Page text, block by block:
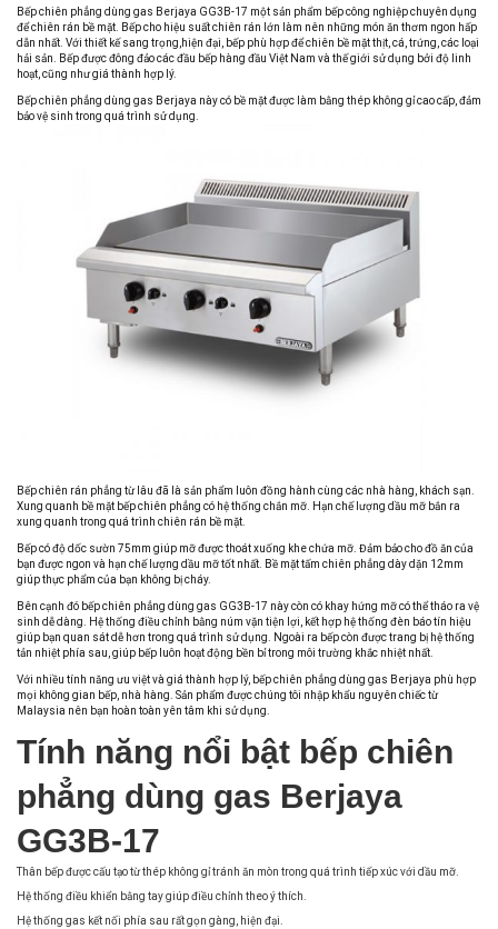
Bếp chiên phẳng dùng gas Berjaya GG3B-17 một sản phẩm bếp công nghiệp chuyên dụng
để chiên rán bề mặt. Bếp cho hiệu suất chiên rán lớn làm nên những món ăn thơm ngon hấp
dẫn nhất. Với thiết kế sang trọng,hiện đại, bếp phù hợp để chiên bề mặt thịt, cá, trứng, các loại
hải sản. Bếp được đông đảo các đầu bếp hàng đầu Việt Nam và thế giới sử dụng bởi độ linh
hoạt, cũng như giá thành hợp lý.
Bếp chiên phẳng dùng gas Berjaya này có bề mặt được làm bằng thép không gỉ cao cấp, đảm
bảo vệ sinh trong quá trình sử dụng.
Bếp chiên rán phẳng từ lâu đã là sản phẩm luôn đồng hành cùng các nhà hàng, khách sạn.
Xung quanh bề mặt bếp chiên phẳng có hệ thống chắn mỡ. Hạn chế lượng dầu mỡ bắn ra
xung quanh trong quá trình chiên rán bề mặt.
Bếp có độ dốc sườn 75mm giúp mỡ được thoát xuống khe chứa mỡ. Đảm bảo cho đồ ăn của
bạn được ngon và hạn chế lượng dầu mỡ tốt nhất. Bề mặt tấm chiên phẳng dày dặn 12mm
giúp thực phẩm của bạn không bị cháy.
Bên cạnh đó bếp chiên phẳng dùng gas GG3B-17 này còn có khay hứng mỡ có thể tháo ra vệ
sinh dễ dàng. Hệ thống điều chỉnh bằng núm vặn tiện lợi, kết hợp hệ thống đèn báo tín hiệu
giúp bạn quan sát dễ hơn trong quá trình sử dụng. Ngoài ra bếp còn được trang bị hệ thống
tản nhiệt phía sau, giúp bếp luôn hoạt động bền bỉ trong môi trường khắc nhiệt nhất.
Với nhiều tính năng ưu việt và giá thành hợp lý, bếp chiên phẳng dùng gas Berjaya phù hợp
mọi không gian bếp, nhà hàng. Sản phẩm được chúng tôi nhập khẩu nguyên chiếc từ
Malaysia nên bạn hoàn toàn yên tâm khi sử dụng.
Tính năng nổi bật bếp chiên
phẳng dùng gas Berjaya
GG3B-17
Thân bếp được cấu tạo từ thép không gỉ tránh ăn mòn trong quá trình tiếp xúc với dầu mỡ.
Hệ thống điều khiển bằng tay giúp điều chỉnh theo ý thích.
Hệ thống gas kết nối phía sau rất gọn gàng, hiện đại.